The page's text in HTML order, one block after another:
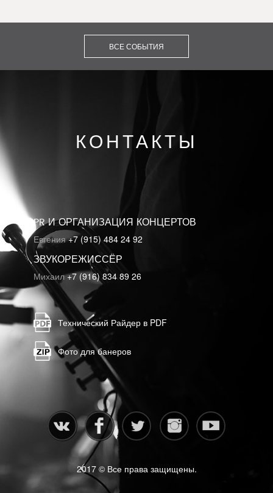
ВСЕ СОБЫТИЯ
КОНТАКТЫ
PR И ОРГАНИЗАЦИЯ КОНЦЕРТОВ
Евгения+7 (915) 484 24 92
ЗВУКОРЕЖИССЁР
Михаил+7 (916) 834 89 26
Технический Райдер в PDF
Фото для банеров
2017 © Все права защищены.